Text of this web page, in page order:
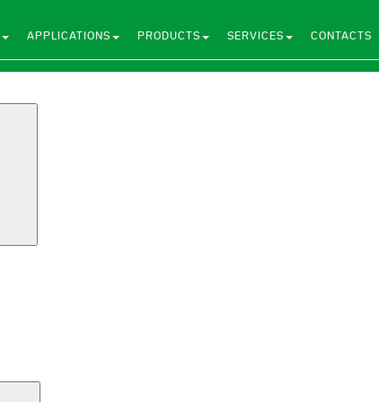
APPLICATIONS PRODUCTS SERVICES CONTACTS